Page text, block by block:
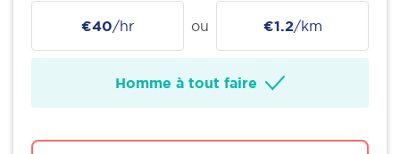
€40/hr ou €1.2/km
Homme à tout faire